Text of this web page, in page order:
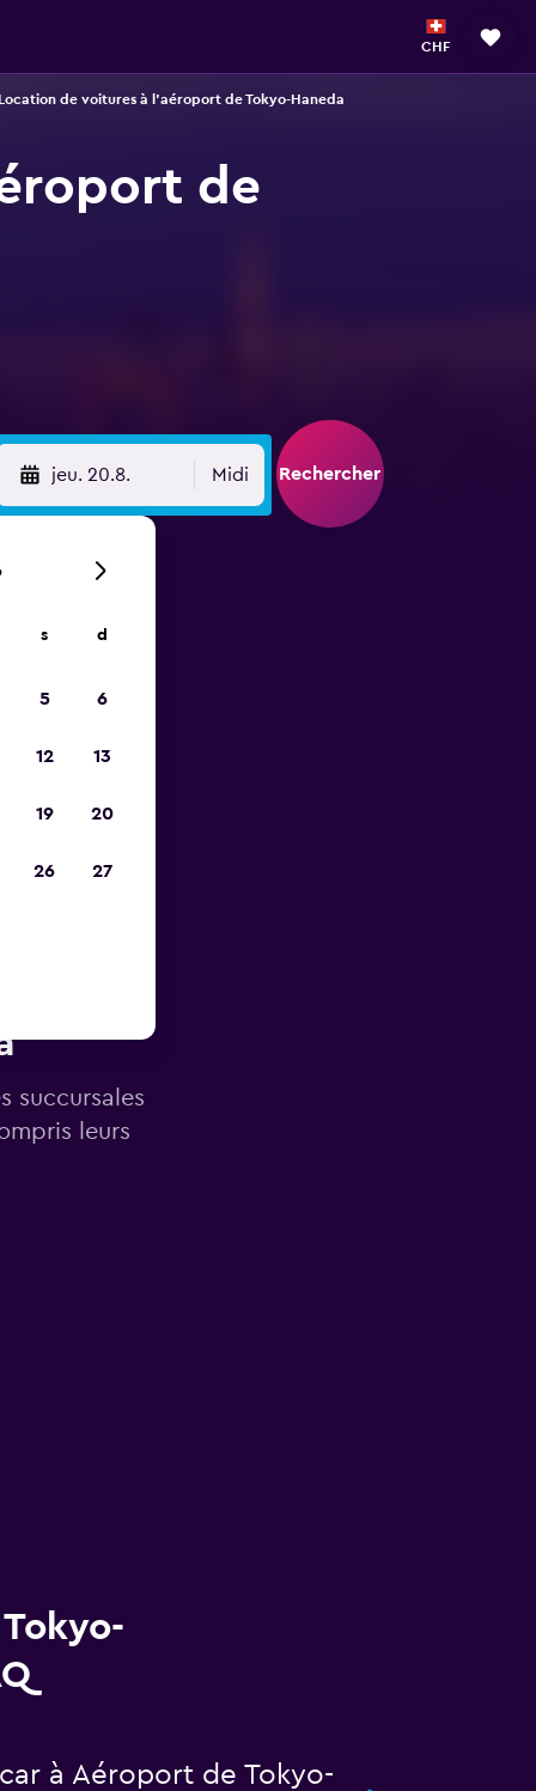
CHF
de voitures à l'aéroport de Tokyo-Haneda
de
jeu. 20.8. Midi Rechercher
succursales
leurs
à Aéroport de Tokyo-
s d
5 6
12 13
19 20
26 27